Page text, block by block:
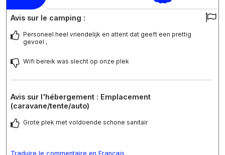
Avis sur le camping :
Personeel heel vriendelijk en attent dat geeft een prettig
gevoel ,
Wifi bereik was slecht op onze plek
Avis sur l'hébergement : Emplacement
(caravane/tente/auto)
Grote plek met voldoende schone sanitair
Traduire le commentaire en Français